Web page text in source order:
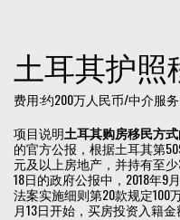
土耳其护照
费用:约200万人民币/中介服
项目说明土耳其购房移民方
的官方公报，根据土耳其第
元及以上房地产，并持有至
18日的政府公报中，2018年9
法案实施细则第20款规定100
月13日开始，买房投资入籍